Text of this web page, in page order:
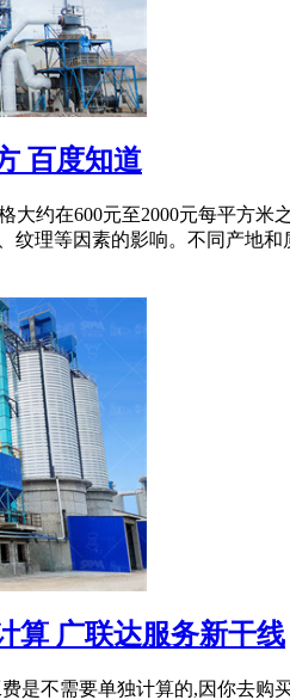
百度知道
大约在600元至2000元每平方
纹理等因素的影响。不同产地和
算 广联达服务新干线
是不需要单独计算的,因你去